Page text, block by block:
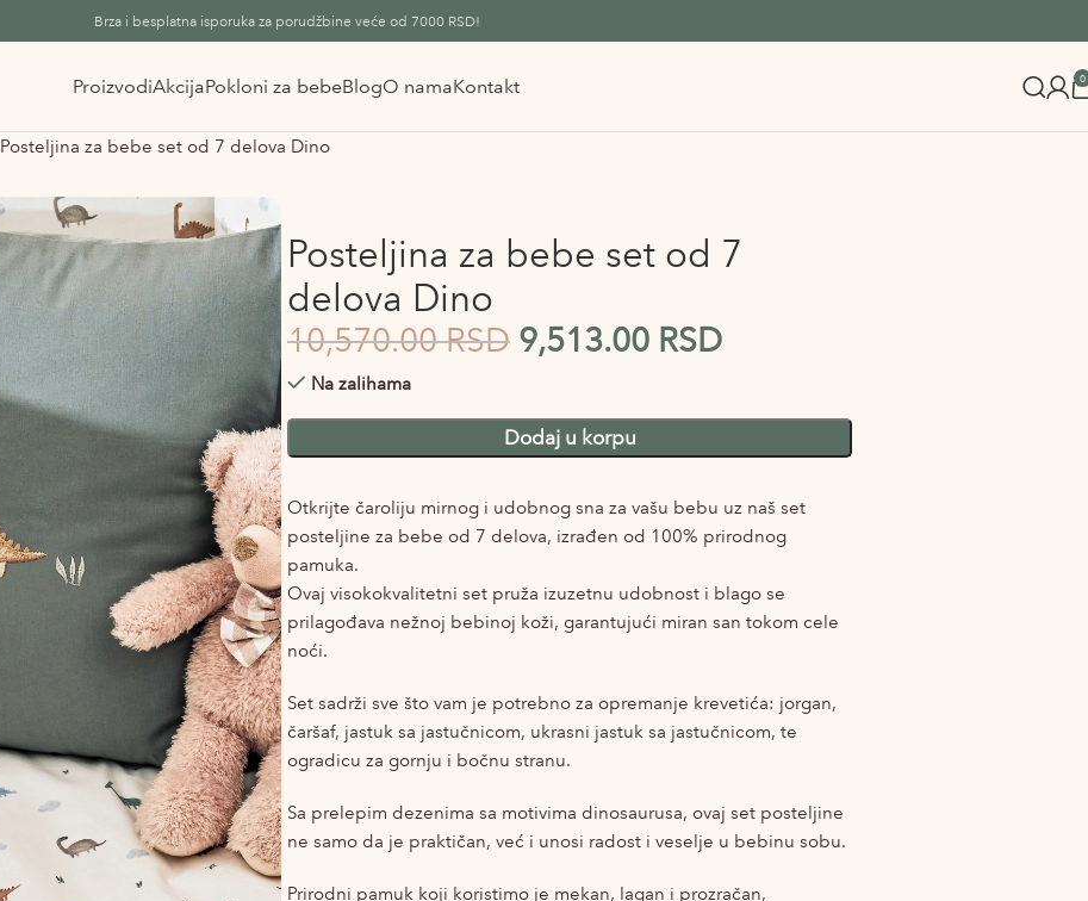
Brza i besplatna isporuka za porudžbine veće od 7000 RSD!
ProizvodiAkcijaPokloni za bebeBlogO namaKontakt 0
Posteljina za bebe set od 7 delova Dino
Posteljina za bebe set od 7
delova Dino
10,570.00RSD 9,513.00 RSD
Na zalihama
Dodaj u korpu
Otkrijte čaroliju mirnog i udobnog sna za vašu bebu uz naš set
posteljine za bebe od 7 delova, izrađen od 100% prirodnog
pamuka.
Ovaj visokokvalitetni set pruža izuzetnu udobnost i blago se
prilagođava nežnoj bebinoj koži, garantujući miran san tokom cele
noći.
Set sadrži sve što vam je potrebno za opremanje krevetića: jorgan,
čaršaf, jastuk sa jastučnicom, ukrasni jastuk sa jastučnicom, te
ogradicu za gornju i bočnu stranu.
Sa prelepim dezenima sa motivima dinosaurusa, ovaj set posteljine
ne samo da je praktičan, već i unosi radost i veselje u bebinu sobu.
Prirodni pamuk koji koristimo je mekan, lagan i prozračan,